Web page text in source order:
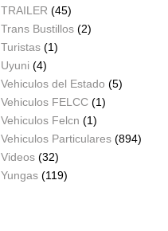
TRAILER (45)
Trans Bustillos (2)
Turistas (1)
Uyuni (4)
Vehiculos del Estado (5)
Vehiculos FELCC (1)
Vehiculos Felcn (1)
Vehiculos Particulares (894)
Videos (32)
Yungas (119)